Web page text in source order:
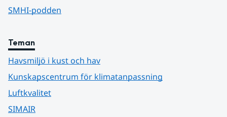
SMHI-podden
Teman
Havsmiljö i kust och hav
Kunskapscentrum för klimatanpassning
Luftkvalitet
SIMAIR